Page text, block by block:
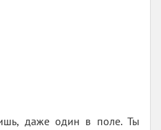
даже один в поле. Ты